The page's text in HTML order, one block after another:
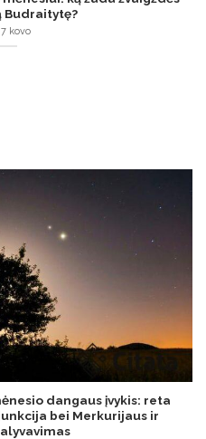
Budraitytę?
kovo
dangaus įvykis: reta
bei Merkurijaus ir